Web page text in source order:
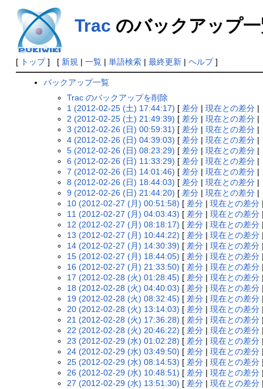
Trac のバックアップ
[ トップ] [ 新規 | 一覧| 単語検索| 最終更新| ヘルプ]
バックアップ一覧
Trac のバックアップを削除
1 (2012-02-25 (土) 17:44:17) [ 差分 |現在との差分 |
2 (2012-02-25 (土) 21:49:39) [ 差分 |現在との差分 |
3 (2012-02-26 (日) 00:59:31) [ 差分 |現在との差分 |
4 (2012-02-26 (日) 04:39:03) [ 差分 |現在との差分 |
5 (2012-02-26 (日) 08:23:29) [ 差分 |現在との差分 |
6 (2012-02-26 (日) 11:33:29) [ 差分 |現在との差分 |
7 (2012-02-26 (日) 14:01:46) [ 差分 |現在との差分 |
8 (2012-02-26 (日) 18:44:03) [ 差分 |現在との差分 |
9 (2012-02-26 (日) 21:44:20) [ 差分 |現在との差分 |
10 (2012-02-27 (月) 00:51:58) [ 差分 |現在との差分 |
11 (2012-02-27 (月) 04:03:43) [ 差分 |現在との差分 |
12 (2012-02-27 (月) 08:18:17) [ 差分 |現在との差分 |
13 (2012-02-27 (月) 10:44:22) [ 差分 |現在との差分 |
14 (2012-02-27 (月) 14:30:39) [ 差分 |現在との差分 |
15 (2012-02-27 (月) 18:44:05) [ 差分 |現在との差分 |
16 (2012-02-27 (月) 21:33:50) [ 差分 |現在との差分 |
17 (2012-02-28 (火) 01:28:45) [ 差分 |現在との差分 |
18 (2012-02-28 (火) 04:40:03) [ 差分 |現在との差分 |
19 (2012-02-28 (火) 08:32:45) [ 差分 |現在との差分 |
20 (2012-02-28 (火) 13:14:03) [ 差分 |現在との差分 |
21 (2012-02-28 (火) 17:36:28) [ 差分 |現在との差分 |
22 (2012-02-28 (火) 20:46:22) [ 差分 |現在との差分 |
23 (2012-02-29 (水) 01:02:28) [ 差分 |現在との差分 |
24 (2012-02-29 (水) 03:49:50) [ 差分 |現在との差分 |
25 (2012-02-29 (水) 08:14:53) [ 差分 |現在との差分 |
26 (2012-02-29 (水) 10:48:51) [ 差分 |現在との差分 |
27 (2012-02-29 (水) 13:51:30) [ 差分 |現在との差分 |